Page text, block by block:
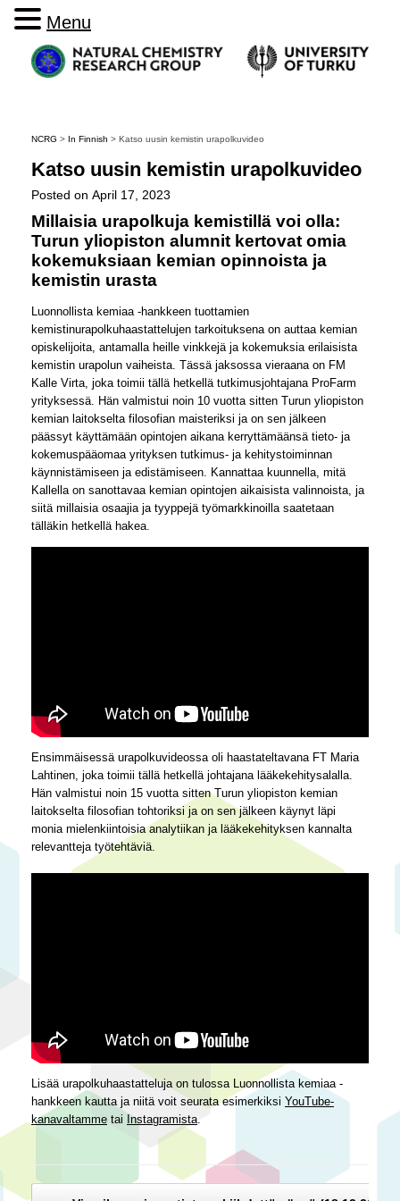
NCRG > In Finnish > Katso uusin kemistin urapolkuvideo
Katso uusin kemistin urapolkuvideo
Posted on April 17, 2023
Millaisia urapolkuja kemistillä voi olla:
Turun yliopiston alumnit kertovat omia
kokemuksiaan kemian opinnoista ja
kemistin urasta
Luonnollista kemiaa -hankkeen tuottamien
kemistinurapolkuhaastattelujen tarkoituksena on auttaa kemian
opiskelijoita, antamalla heille vinkkejä ja kokemuksia erilaisista
kemistin urapolun vaiheista. Tässä jaksossa vieraana on FM
Kalle Virta, joka toimii tällä hetkellä tutkimusjohtajana ProFarm
yrityksessä. Hän valmistui noin 10 vuotta sitten Turun yliopiston
kemian laitokselta filosofian maisteriksi ja on sen jälkeen
päässyt käyttämään opintojen aikana kerryttämäänsä tieto- ja
kokemuspääomaa yrityksen tutkimus- ja kehitystoiminnan
käynnistämiseen ja edistämiseen. Kannattaa kuunnella, mitä
Kallella on sanottavaa kemian opintojen aikaisista valinnoista, ja
siitä millaisia osaajia ja tyyppejä työmarkkinoilla saatetaan
tälläkin hetkellä hakea.
Ensimmäisessä urapolkuvideossa oli haastateltavana FT Maria
Lahtinen, joka toimii tällä hetkellä johtajana lääkekehitysalalla.
Hän valmistui noin 15 vuotta sitten Turun yliopiston kemian
laitokselta filosofian tohtoriksi ja on sen jälkeen käynyt läpi
monia mielenkiintoisia analytiikan ja lääkekehityksen kannalta
relevantteja työtehtäviä.
Lisää urapolkuhaastatteluja on tulossa Luonnollista kemiaa -
hankkeen kautta ja niitä voit seurata esimerkiksi YouTube-
kanavaltamme tai Instagramista
Menu